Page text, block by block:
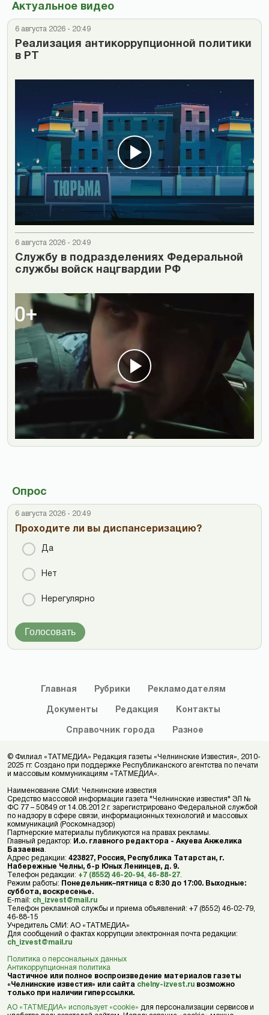
Актуальное видео
6 августа 2026 - 20:49
Реализация антикоррупционной политики
в РТ
6 августа 2026 - 20:49
Cлужбу в подразделениях Федеральной
службы войск нацгвардии РФ
Опрос
6 августа 2026 - 20:49
Проходите ли вы диспансеризацию?
Да
Нет
Нерегулярно
Голосовать
Главная Рубрики Рекламодателям
Документы Редакция Контакты
Справочник города Разное
© Филиал «ТАТМЕДИА» Редакция газеты «Челнинские Известия», 2010-
2025 гг. Создано при поддержке Республиканского агентства по печати
и массовым коммуникациям «ТАТМЕДИА».
Наименование СМИ: Челнинские известия
Средство массовой информации газета "Челнинские известия" ЭЛ №
ФС 77 – 50849 от 14.08.2012 г. зарегистрировано Федеральной службой
по надзору в сфере связи, информационных технологий и массовых
коммуникаций (Роскомнадзор)
Партнерские материалы публикуются на правах рекламы.
Главный редактор: И.о. главного редактора - Акуева Анжелика
Базаевна
Адрес редакции: 423827, Россия, Республика Татарстан, г.
Набережные Челны, б-р Юных Ленинцев, д. 9.
Телефон редакции: +7 (8552) 46-20-94 46-88-27
Режим работы: Понедельник–пятница с 8:30 до 17:00. Выходные:
суббота, воскресенье.
E-mail: ch_izvest@mail.ru
Телефон рекламной службы и приема объявлений: +7 (8552) 46-02-79,
46-88-15
Учредитель СМИ: АО «ТАТМЕДИА»
Для сообщений о фактах коррупции электронная почта редакции:
ch_izvest@mail.ru
Политика о персональных данных
Антикоррупционная политика
Частичное или полное воспроизведение материалов газеты
«Челнинские известия» или сайта chelny-izvest.ru возможно
только при наличии гиперссылки.
АО «ТАТМЕДИА» использует «cookie» для персонализации сервисов и